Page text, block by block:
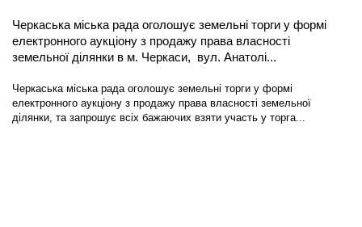
Черкаська міська рада оголошує земельні торги у формі
електронного аукціону з продажу права власності
земельної ділянки в м. Черкаси, вул. Анатолі...
Черкаська міська рада оголошує земельні торги у формі
електронного аукціону з продажу права власності земельної
ділянки, та запрошує всіх бажаючих взяти участь у торга...